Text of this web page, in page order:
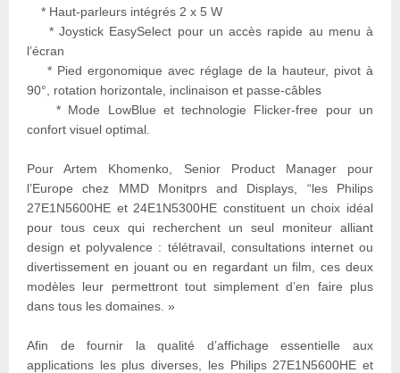
* Haut-parleurs intégrés 2 x 5 W
* Joystick EasySelect pour un accès rapide au menu à
l’écran
* Pied ergonomique avec réglage de la hauteur, pivot à
90°, rotation horizontale, inclinaison et passe-câbles
* Mode LowBlue et technologie Flicker-free pour un
confort visuel optimal.
Pour Artem Khomenko, Senior Product Manager pour
l’Europe chez MMD Monitprs and Displays, “les Philips
27E1N5600HE et 24E1N5300HE constituent un choix idéal
pour tous ceux qui recherchent un seul moniteur alliant
design et polyvalence : télétravail, consultations internet ou
divertissement en jouant ou en regardant un film, ces deux
modèles leur permettront tout simplement d’en faire plus
dans tous les domaines. »
Afin de fournir la qualité d’affichage essentielle aux
applications les plus diverses, les Philips 27E1N5600HE et